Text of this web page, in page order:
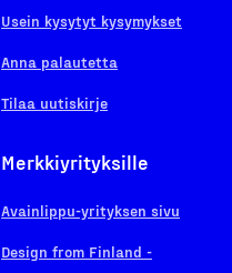
Usein kysytyt kysymykset
Anna palautetta
Tilaa uutiskirje
Merkkiyrityksille
Avainlippu-yrityksen sivu
Design from Finland -